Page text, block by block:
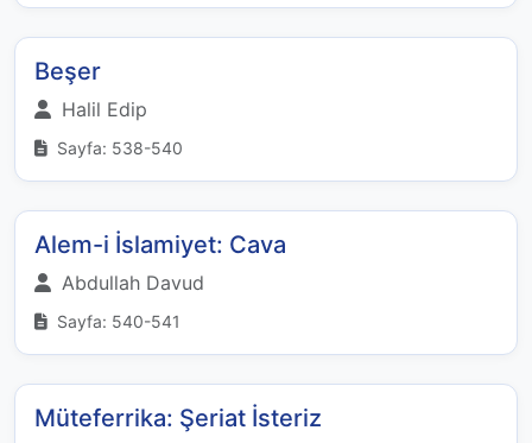
Beşer
Halil Edip
Sayfa: 538-540
Alem-i İslamiyet: Cava
Abdullah Davud
Sayfa: 540-541
Müteferrika: Şeriat İsteriz